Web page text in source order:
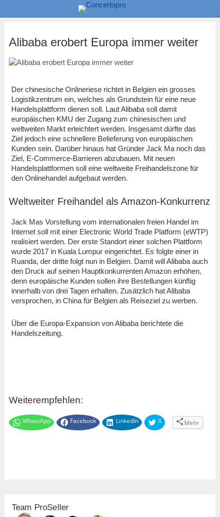
Alibaba erobert Europa immer weiter
Der chinesische Onlineriese richtet in Belgien ein grosses
Logistikzentrum ein, welches als Grundstein für eine neue
Handelsplattform dienen soll. Laut Alibaba soll damit
europäischen KMU der Zugang zum chinesischen und
weltweiten Markt erleichtert werden. Insgesamt dürfte das
Ziel jedoch eine schnellere Belieferung von europäischen
Kunden sein. Darüber hinaus hat Gründer Jack Ma noch das
Ziel, E-Commerce-Barrieren abzubauen. Mit neuen
Handelsplattformen soll eine weltweite Freihandelszone für
den Onlinehandel aufgebaut werden.
Weltweiter Freihandel als Amazon-Konkurrenz
Jack Mas Vorstellung vom internationalen freien Handel im
Internet soll mit einer Electronic World Trade Platform (eWTP)
realisiert werden. Der erste Standort einer solchen Plattform
wurde 2017 in Kuala Lumpur eingerichtet. Es folgte einer in
Ruanda, der dritte folgt nun in Belgien. Damit will Alibaba auch
den Druck auf seinen Hauptkonkurrenten Amazon erhöhen,
denn europäische Kunden sollen ihre Bestellungen künftig
innerhalb von drei Tagen erhalten. Zusätzlich hat Alibaba
versprochen, in China für Belgien als Reiseziel zu werben.
Über die Europa-Expansion von Alibaba berichtete die
Handelszeitung.
Weiterempfehlen:
WhatsApp Facebook LinkedIn X Mehr
Team ProSeller